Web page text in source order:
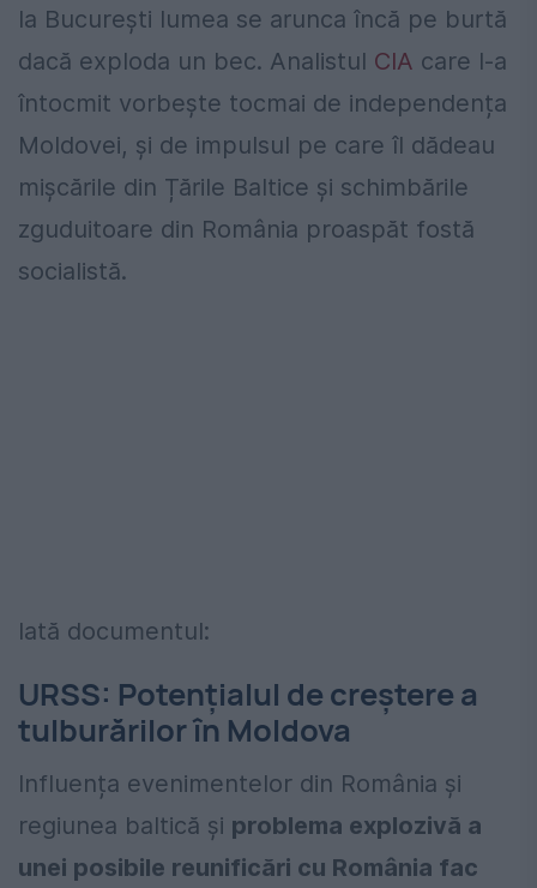
la București lumea se arunca încă pe burtă
dacă exploda un bec. Analistul CIA care l-a
întocmit vorbește tocmai de independența
Moldovei, și de impulsul pe care îl dădeau
mișcările din Țările Baltice și schimbările
zguduitoare din România proaspăt fostă
socialistă.
Iată documentul:
URSS: Potențialul de creștere a
tulburărilor în Moldova
Influența evenimentelor din România și
regiunea baltică și problema explozivă a
unei posibile reunificări cu România fac